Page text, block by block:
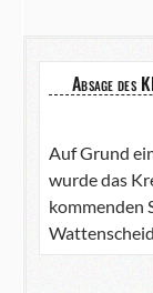
Absage des
Auf Grund
wurde das
kommenden